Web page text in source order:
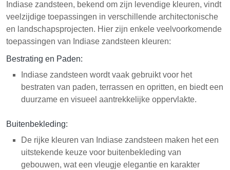
Indiase zandsteen, bekend om zijn levendige kleuren, vindt
veelzijdige toepassingen in verschillende architectonische
en landschapsprojecten. Hier zijn enkele veelvoorkomende
toepassingen van Indiase zandsteen kleuren:
Bestrating en Paden:
Indiase zandsteen wordt vaak gebruikt voor het
bestraten van paden, terrassen en opritten, en biedt een
duurzame en visueel aantrekkelijke oppervlakte.
Buitenbekleding:
De rijke kleuren van Indiase zandsteen maken het een
uitstekende keuze voor buitenbekleding van
gebouwen, wat een vleugje elegantie en karakter